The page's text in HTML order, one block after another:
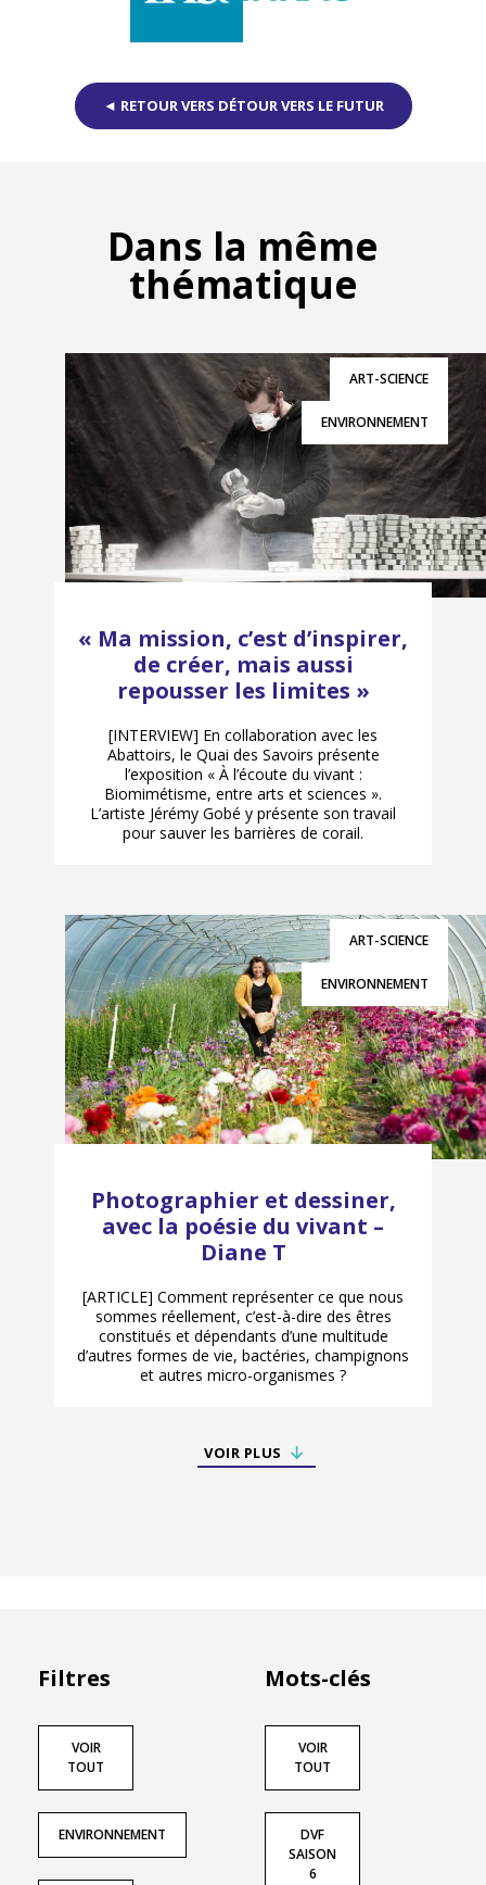
◄ RETOUR VERS DÉTOUR VERS LE FUTUR
Dans la même
thématique
ART-SCIENCE
ENVIRONNEMENT
« Ma mission, c’est d’inspirer,
de créer, mais aussi
repousser les limites »
[INTERVIEW] En collaboration avec les
Abattoirs, le Quai des Savoirs présente
l’exposition « À l’écoute du vivant :
Biomimétisme, entre arts et sciences ».
L’artiste Jérémy Gobé y présente son travail
pour sauver les barrières de corail.
ART-SCIENCE
ENVIRONNEMENT
Photographier et dessiner,
avec la poésie du vivant –
Diane T
[ARTICLE] Comment représenter ce que nous
sommes réellement, c’est-à-dire des êtres
constitués et dépendants d’une multitude
d’autres formes de vie, bactéries, champignons
et autres micro-organismes ?
VOIR PLUS
Filtres
VOIR
TOUT
ENVIRONNEMENT
Mots-clés
VOIR
TOUT
DVF
SAISON
6